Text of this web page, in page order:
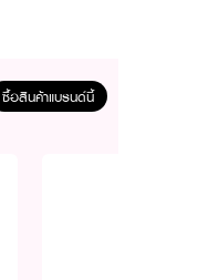
ซื้อสินค้าแบรนด์นี้